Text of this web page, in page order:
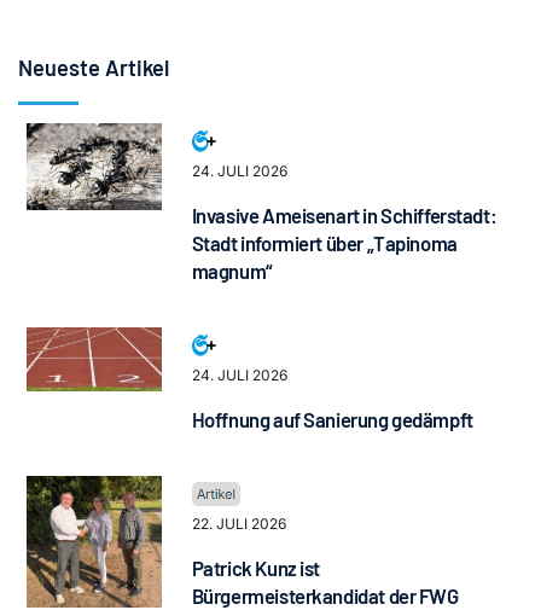
Neueste Artikel
24. JULI 2026
Invasive Ameisenart in Schifferstadt:
Stadt informiert über „Tapinoma
magnum“
24. JULI 2026
Hoffnung auf Sanierung gedämpft
22. JULI 2026
Patrick Kunz ist
Bürgermeisterkandidat der FWG